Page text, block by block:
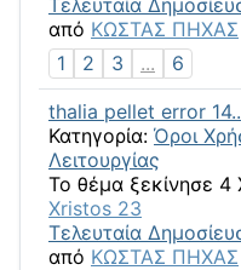
από ΚΩΣΤΑΣ ΠΗΧΑΣ
1
2 3 ...
6
thalia pellet error 14..
Κατηγορία: Όροι
Λειτουργίας
Το θέμα ξεκίνησε 4
Xristos 23
Τελευταία
από ΚΩΣΤΑΣ ΠΗΧΑΣ